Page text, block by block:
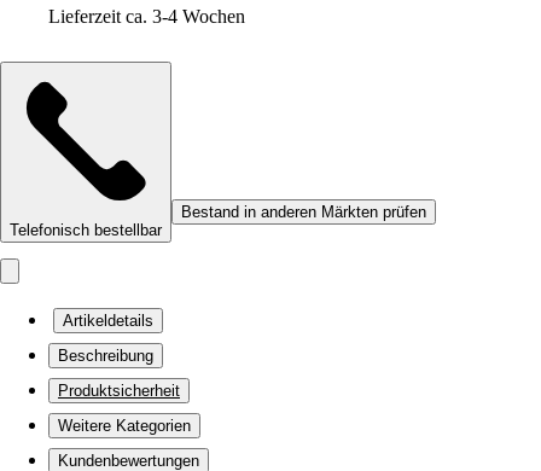
Lieferzeit ca. 3-4 Wochen
Telefonisch bestellbar
Bestand in anderen Märkten prüfen
Artikeldetails
Beschreibung
Produktsicherheit
Weitere Kategorien
Kundenbewertungen